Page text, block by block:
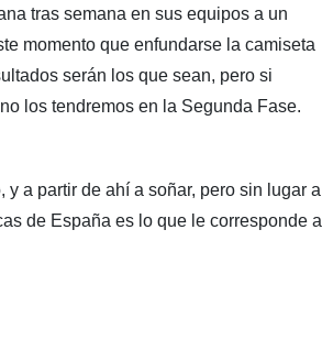
tras semana en sus equipos a un
momento que enfundarse la camiseta
serán los que sean, pero si
los tendremos en la Segunda Fase.
a partir de ahí a soñar, pero sin lugar a
de España es lo que le corresponde a